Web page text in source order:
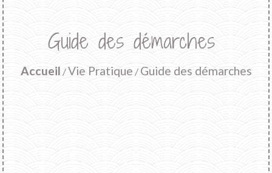
Guide des démarches
Accueil /Vie Pratique / Guide des démarches